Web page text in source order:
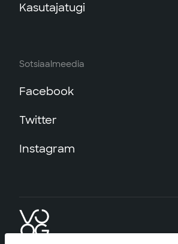
Kasutajatugi
Sotsiaalmeedia
Facebook
Twitter
Instagram